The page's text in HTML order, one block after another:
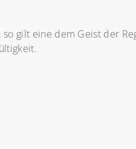
gilt eine dem Geist der